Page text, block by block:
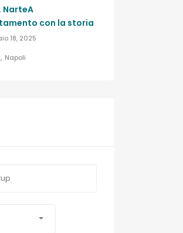
NarteA
con la storia
18, 2025
Napoli